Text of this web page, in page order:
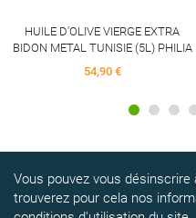
HUILE D'OLIVE VIERGE EXTRA
BIDON METAL TUNISIE (5L) PHILIA
54,90 €
Vous pouvez vous
trouverez pour cela nos